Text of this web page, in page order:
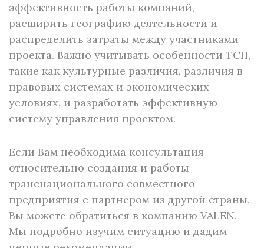
эффективность работы компаний,
расширить географию деятельности и
распределить затраты между участниками
проекта. Важно учитывать особенности ТСП,
такие как культурные различия, различия в
правовых системах и экономических
условиях, и разработать эффективную
систему управления проектом.
Если Вам необходима консультация
относительно создания и работы
транснационального совместного
предприятия с партнером из другой страны,
Вы можете обратиться в компанию VALEN.
Мы подробно изучим ситуацию и дадим